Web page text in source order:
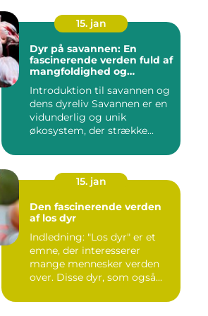
15. jan
Dyr på savannen: En
fascinerende verden fuld af
mangfoldighed og
Introduktion til savannen og
dens dyreliv Savannen er en
vidunderlig og unik
økosystem, der strække...
15. jan
Den fascinerende verden
af los dyr
Indledning: "Los dyr" er et
emne, der interesserer
mange mennesker verden
over. Disse dyr, som også...